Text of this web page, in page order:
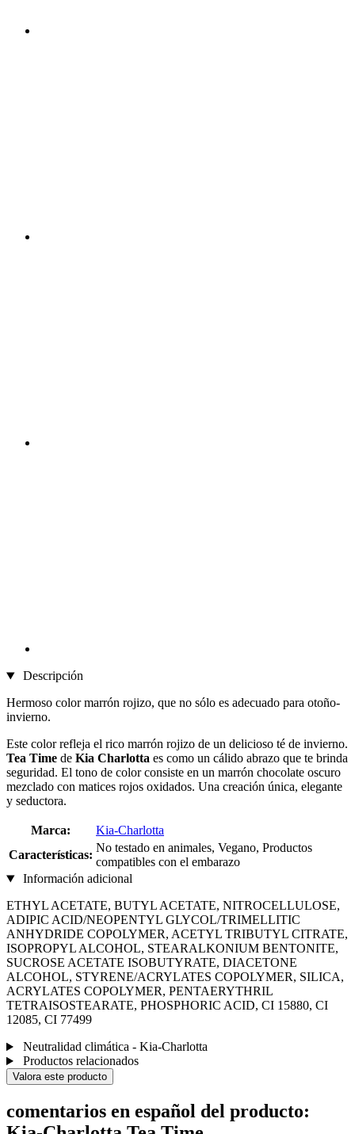
Descripción
Hermoso color marrón rojizo, que no sólo es adecuado para otoño-
invierno.
Este color refleja el rico marrón rojizo de un delicioso té de invierno.
Tea Time de Kia Charlotta es como un cálido abrazo que te brinda
seguridad. El tono de color consiste en un marrón chocolate oscuro
mezclado con matices rojos oxidados. Una creación única, elegante
y seductora.
Marca:
Kia-Charlotta
Características:
No testado en animales, Vegano, Productos
compatibles con el embarazo
Información adicional
ETHYL ACETATE, BUTYL ACETATE, NITROCELLULOSE,
ADIPIC ACID/NEOPENTYL GLYCOL/TRIMELLITIC
ANHYDRIDE COPOLYMER, ACETYL TRIBUTYL CITRATE,
ISOPROPYL ALCOHOL, STEARALKONIUM BENTONITE,
SUCROSE ACETATE ISOBUTYRATE, DIACETONE
ALCOHOL, STYRENE/ACRYLATES COPOLYMER, SILICA,
ACRYLATES COPOLYMER, PENTAERYTHRIL
TETRAISOSTEARATE, PHOSPHORIC ACID, CI 15880, CI
12085, CI 77499
Neutralidad climática - Kia-Charlotta
Productos relacionados
Valora este producto
comentarios en español del producto: